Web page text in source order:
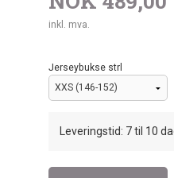
inkl. mva.
Jerseybukse strl
Leveringstid: 7 til 10